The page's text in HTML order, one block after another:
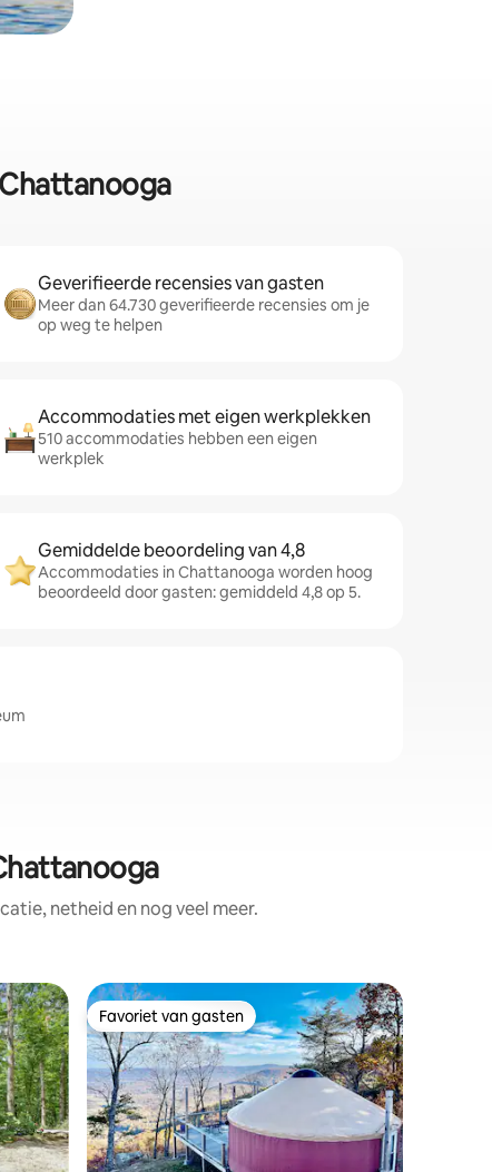
Geverifieerde recensies van gasten
Meer dan 64.730 geverifieerde recensies om je
op weg te helpen
Accommodaties met eigen werkplekken
510 accommodaties hebben een eigen
werkplek
Gemiddelde beoordeling van 4,8
Accommodaties in Chattanooga worden hoog
beoordeeld door gasten: gemiddeld 4,8 op 5.
netheid en nog veel meer.
Favoriet van gasten
Favoriet van gasten